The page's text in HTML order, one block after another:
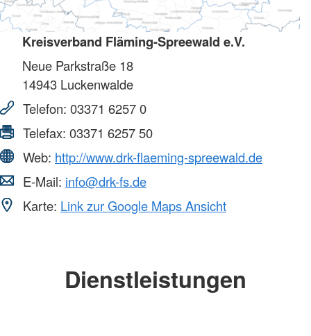
Kreisverband Fläming-Spreewald e.V.
Neue Parkstraße 18
14943 Luckenwalde
Telefon: 03371 6257 0
Telefax: 03371 6257 50
Web: http://www.drk-flaeming-spreewald.de
E-Mail: info@drk-fs.de
Karte: Link zur Google Maps Ansicht
Dienstleistungen